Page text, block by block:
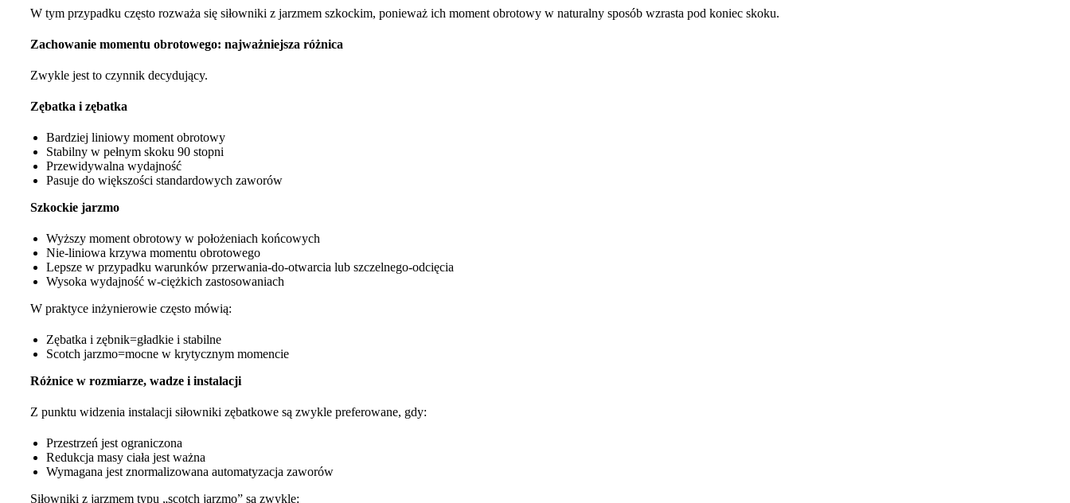
W tym przypadku często rozważa się siłowniki z jarzmem szkockim, ponieważ ich moment obrotowy w naturalny sposób wzrasta pod koniec skoku.
Zachowanie momentu obrotowego: najważniejsza różnica
Zwykle jest to czynnik decydujący.
Zębatka i zębatka
Bardziej liniowy moment obrotowy
Stabilny w pełnym skoku 90 stopni
Przewidywalna wydajność
Pasuje do większości standardowych zaworów
Szkockie jarzmo
Wyższy moment obrotowy w położeniach końcowych
Nie-liniowa krzywa momentu obrotowego
Lepsze w przypadku warunków przerwania-do-otwarcia lub szczelnego-odcięcia
Wysoka wydajność w-ciężkich zastosowaniach
W praktyce inżynierowie często mówią:
Zębatka i zębnik=gładkie i stabilne
Scotch jarzmo=mocne w krytycznym momencie
Różnice w rozmiarze, wadze i instalacji
Z punktu widzenia instalacji siłowniki zębatkowe są zwykle preferowane, gdy:
Przestrzeń jest ograniczona
Redukcja masy ciała jest ważna
Wymagana jest znormalizowana automatyzacja zaworów
Siłowniki z jarzmem typu „scotch jarzmo” są zwykle: